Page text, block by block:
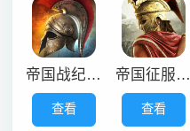
帝国战纪手游安卓版
查看
帝国征服者安卓版
查看